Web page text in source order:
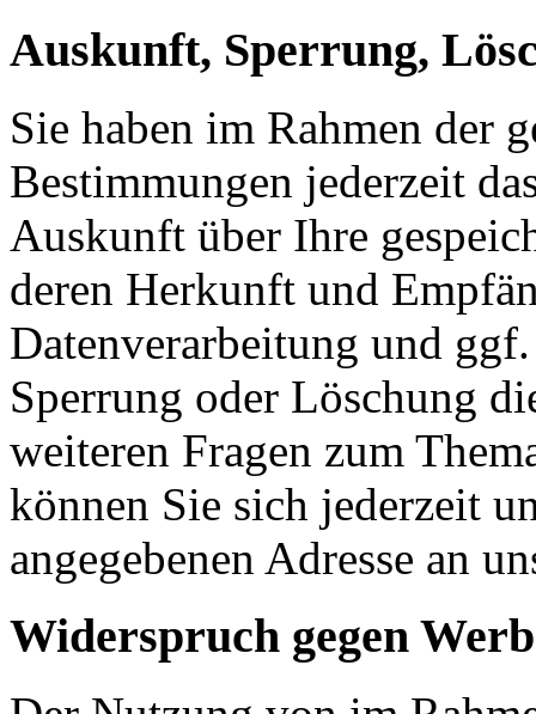
Auskunft, Sperrung,
Sie haben im Rahmen der
Bestimmungen jederzeit
Auskunft über Ihre
deren Herkunft und
Datenverarbeitung und
Sperrung oder Löschung
weiteren Fragen zum
können Sie sich jederzeit
angegebenen Adresse an
Widerspruch gegen